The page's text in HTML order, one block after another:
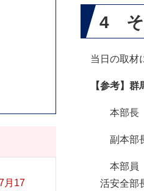
4 そ
当日の取材
【参考】群
本部長
副本部
本部員
活安全部
月17